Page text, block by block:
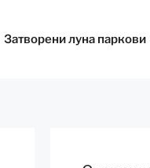
Затворени луна паркови